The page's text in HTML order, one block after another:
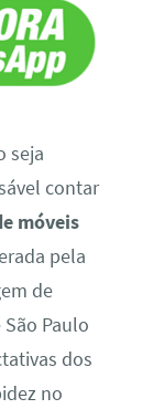
seja
contar
móveis
pela
de
Paulo
dos
no